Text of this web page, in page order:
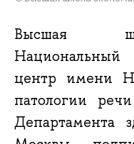
Высшая
Национальный
центр имени
патологии
Департамента